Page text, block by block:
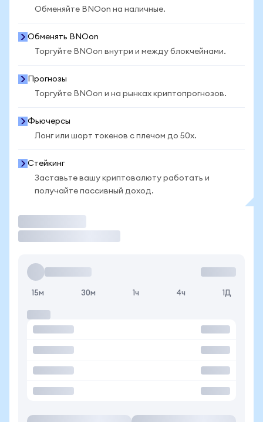
Обменяйте BNOon на наличные.
Обменять BNOon
Торгуйте BNOon внутри и между блокчейнами.
Прогнозы
Торгуйте BNOon и на рынках криптопрогнозов.
Фьючерсы
Лонг или шорт токенов с плечом до 50x.
Стейкинг
Заставьте вашу криптовалюту работать и
получайте пассивный доход.
15м 30м 1ч 4ч 1Д